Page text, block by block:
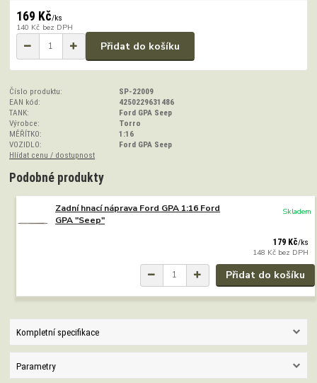
169 Kč/ks
140 Kč bez DPH
Přidat do košíku
Číslo produktu:
SP-22009
EAN kód:
4250229631486
TANK:
Ford GPA Seep
Výrobce:
Torro
MĚŘÍTKO:
1:16
VOZIDLO:
Ford GPA Seep
Hlídat cenu / dostupnost
Podobné produkty
Zadní hnací náprava Ford GPA 1:16 Ford
GPA "Seep"
179 Kč/ks
148 Kč bez DPH
Skladem
Přidat do košíku
Kompletní specifikace
Parametry